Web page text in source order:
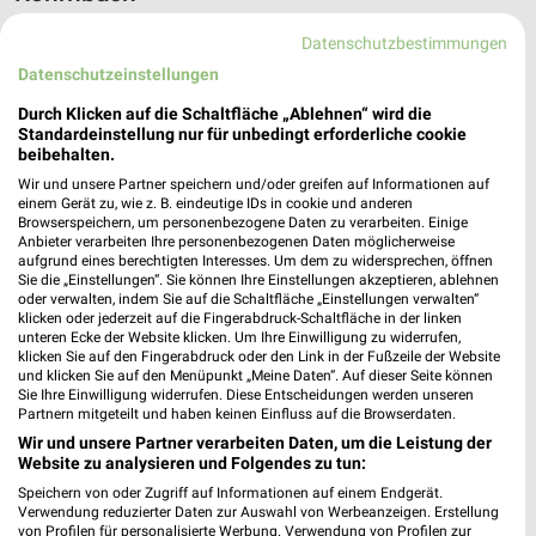
15 km
Wohnenpreishits
Gültig bis Fr. 14.08.
15 km
Angebote ab 08.08.
Gültig bis Fr. 14.08.
Datenschutzbestimmungen
Datenschutzeinstellungen
Durch Klicken auf die Schaltfläche „Ablehnen“ wird die
Standardeinstellung nur für unbedingt erforderliche cookie
beibehalten.
Wir und unsere Partner speichern und/oder greifen auf Informationen auf
einem Gerät zu, wie z. B. eindeutige IDs in cookie und anderen
Browserspeichern, um personenbezogene Daten zu verarbeiten. Einige
Anbieter verarbeiten Ihre personenbezogenen Daten möglicherweise
aufgrund eines berechtigten Interesses. Um dem zu widersprechen, öffnen
Sie die „Einstellungen“. Sie können Ihre Einstellungen akzeptieren, ablehnen
oder verwalten, indem Sie auf die Schaltfläche „Einstellungen verwalten“
klicken oder jederzeit auf die Fingerabdruck-Schaltfläche in der linken
unteren Ecke der Website klicken. Um Ihre Einwilligung zu widerrufen,
klicken Sie auf den Fingerabdruck oder den Link in der Fußzeile der Website
und klicken Sie auf den Menüpunkt „Meine Daten“. Auf dieser Seite können
Sie Ihre Einwilligung widerrufen. Diese Entscheidungen werden unseren
Partnern mitgeteilt und haben keinen Einfluss auf die Browserdaten.
Wir und unsere Partner verarbeiten Daten, um die Leistung der
Website zu analysieren und Folgendes zu tun:
Speichern von oder Zugriff auf Informationen auf einem Endgerät.
Verwendung reduzierter Daten zur Auswahl von Werbeanzeigen. Erstellung
von Profilen für personalisierte Werbung. Verwendung von Profilen zur